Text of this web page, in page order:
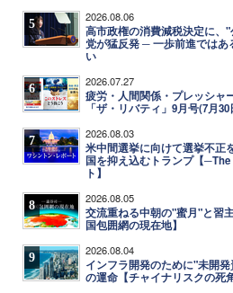
5 2026.08.06
高市政権の消費減税決定に、
党が猛反発 ─ 一歩前進では
い
6 2026.07.27
疲労・人間関係・プレッシ
「ザ・リバティ」9月号(7月
7 2026.08.03
米中間選挙に向けて選挙不正
国を抑え込むトランプ【
ト】
8 2026.08.05
交流重ねる中朝の"蜜月"と習
国包囲網の現在地】
9 2026.08.04
インフラ開発のために"未開
の運命【チャイナリスクの死